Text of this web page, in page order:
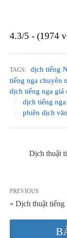
4.3/5 - (1974
TAGS: dịch tiếng
tiếng nga chuyên
dịch tiếng nga giá
dịch tiếng
phiên dịch
Dịch thuật
PREVIOUS
« Dịch thuật